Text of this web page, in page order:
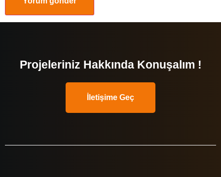
Projeleriniz Hakkında Konuşalım !
İletişime Geç